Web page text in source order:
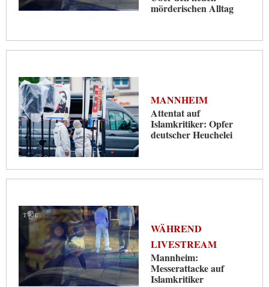
mörderischen Alltag
MANNHEIM
Attentat auf
Islamkritiker: Opfer
deutscher Heuchelei
WÄHREND
LIVESTREAM
Mannheim:
Messerattacke auf
Islamkritiker